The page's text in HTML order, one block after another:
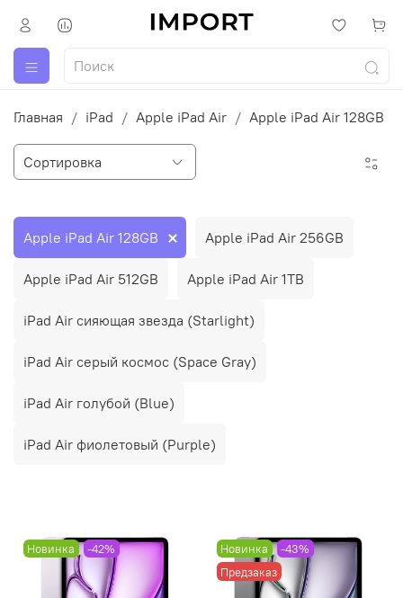
Главная iPad Apple iPad Air Apple iPad Air 128GB
Apple iPad Air 128GB Apple iPad Air 256GB
Apple iPad Air 512GB Apple iPad Air 1TB
iPad Air сияющая звезда (Starlight)
iPad Air серый космос (Space Gray)
iPad Air голубой (Blue)
iPad Air фиолетовый (Purple)
Новинка -42% Новинка
-43%
Предзаказ